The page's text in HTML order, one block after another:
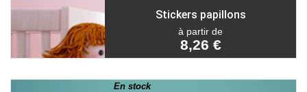
Stickers papillons
à partir de
8,26 €
En stock